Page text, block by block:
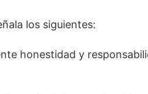
los siguientes:
honestidad y